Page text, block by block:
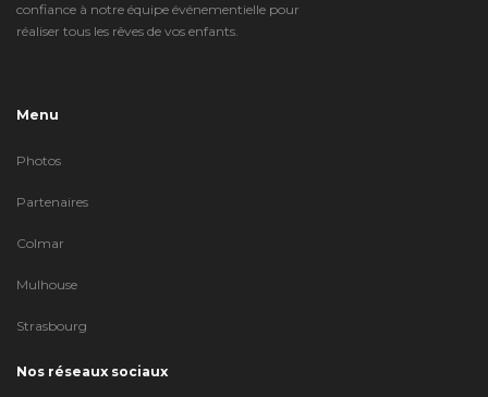
confiance à notre équipe événementielle pour
réaliser tous les rêves de vos enfants.
Menu
Photos
Partenaires
Colmar
Mulhouse
Strasbourg
Nos réseaux sociaux